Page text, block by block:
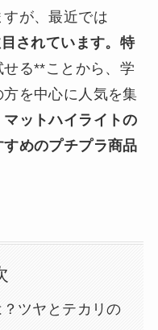
が、最近では
されています。特
る**ことから、学
を中心に人気を集
マットハイライトの
めのプチプラ商品
ツヤとテカリの